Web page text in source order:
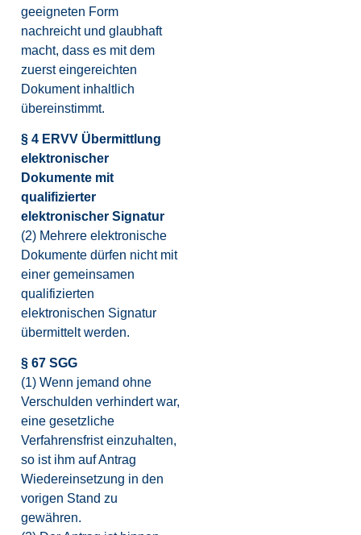
geeigneten Form
nachreicht und glaubhaft
macht, dass es mit dem
zuerst eingereichten
Dokument inhaltlich
übereinstimmt.
§ 4 ERVV Übermittlung
elektronischer
Dokumente mit
qualifizierter
elektronischer Signatur
(2) Mehrere elektronische
Dokumente dürfen nicht mit
einer gemeinsamen
qualifizierten
elektronischen Signatur
übermittelt werden.
§ 67 SGG
(1) Wenn jemand ohne
Verschulden verhindert war,
eine gesetzliche
Verfahrensfrist einzuhalten,
so ist ihm auf Antrag
Wiedereinsetzung in den
vorigen Stand zu
gewähren.